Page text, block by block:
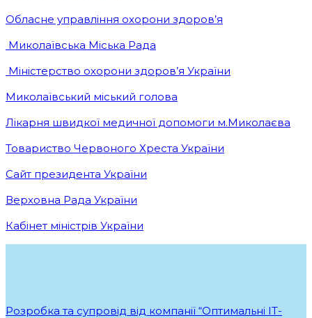
Обласне управління охорони здоров’я
Миколаївська Міська Рада
Міністерство охорони здоров’я України
Миколаївський міський голова
Лікарня швидкої медичної допомоги м.Миколаєва
Товариство Червоного Хреста України
Сайт президента України
Верховна Рада України
Кабінет міністрів України
Розробка та супровід від компанії “Оптимальні ІТ-